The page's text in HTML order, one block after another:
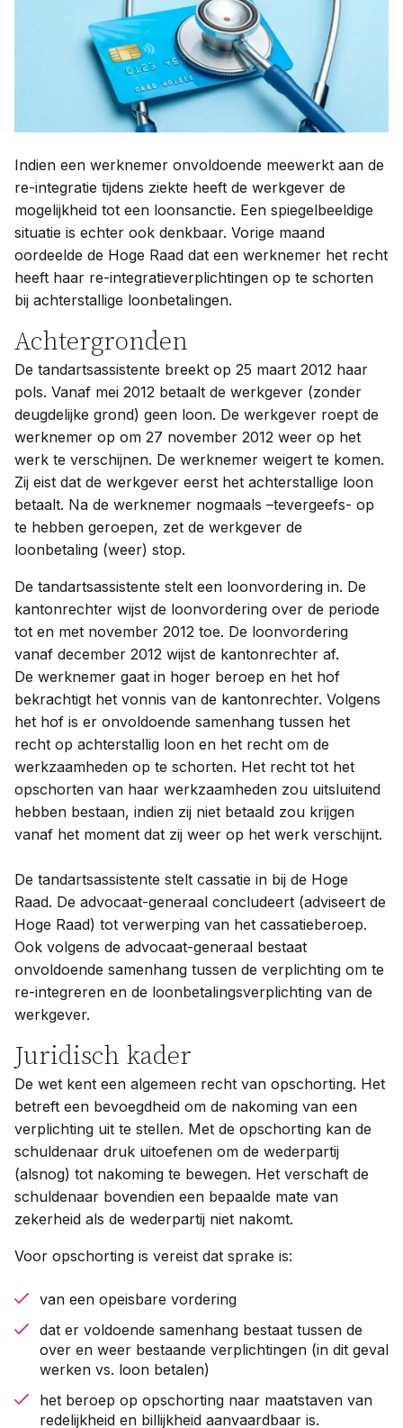
Contact
Indien een werknemer onvoldoende meewerkt aan de
re-integratie tijdens ziekte heeft de werkgever de
mogelijkheid tot een loonsanctie. Een spiegelbeeldige
situatie is echter ook denkbaar. Vorige maand
oordeelde de Hoge Raad dat een werknemer het recht
heeft haar re-integratieverplichtingen op te schorten
bij achterstallige loonbetalingen.
Achtergronden
De tandartsassistente breekt op 25 maart 2012 haar
pols. Vanaf mei 2012 betaalt de werkgever (zonder
deugdelijke grond) geen loon. De werkgever roept de
werknemer op om 27 november 2012 weer op het
werk te verschijnen. De werknemer weigert te komen.
Zij eist dat de werkgever eerst het achterstallige loon
betaalt. Na de werknemer nogmaals –tevergeefs- op
te hebben geroepen, zet de werkgever de
loonbetaling (weer) stop.
De tandartsassistente stelt een loonvordering in. De
kantonrechter wijst de loonvordering over de periode
tot en met november 2012 toe. De loonvordering
vanaf december 2012 wijst de kantonrechter af.
De werknemer gaat in hoger beroep en het hof
bekrachtigt het vonnis van de kantonrechter. Volgens
het hof is er onvoldoende samenhang tussen het
recht op achterstallig loon en het recht om de
werkzaamheden op te schorten. Het recht tot het
opschorten van haar werkzaamheden zou uitsluitend
hebben bestaan, indien zij niet betaald zou krijgen
vanaf het moment dat zij weer op het werk verschijnt.
De tandartsassistente stelt cassatie in bij de Hoge
Raad. De advocaat-generaal concludeert (adviseert de
Hoge Raad) tot verwerping van het cassatieberoep.
Ook volgens de advocaat-generaal bestaat
onvoldoende samenhang tussen de verplichting om te
re-integreren en de loonbetalingsverplichting van de
werkgever.
Juridisch kader
De wet kent een algemeen recht van opschorting. Het
betreft een bevoegdheid om de nakoming van een
verplichting uit te stellen. Met de opschorting kan de
schuldenaar druk uitoefenen om de wederpartij
(alsnog) tot nakoming te bewegen. Het verschaft de
schuldenaar bovendien een bepaalde mate van
zekerheid als de wederpartij niet nakomt.
Voor opschorting is vereist dat sprake is:
van een opeisbare vordering
dat er voldoende samenhang bestaat tussen de
over en weer bestaande verplichtingen (in dit geval
werken vs. loon betalen)
het beroep op opschorting naar maatstaven van
redelijkheid en billijkheid aanvaardbaar is.